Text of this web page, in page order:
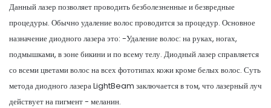
Данный лазер позволяет проводить безболезненные и безвредные
процедуры. Обычно удаление волос проводится за процедур. Основное
назначение диодного лазера это: -Удаление волос: на руках, ногах,
подмышками, в зоне бикини и по всему телу. Диодный лазер справляется
со всеми цветами волос на всех фототипах кожи кроме белых волос. Суть
метода диодного лазера LightBeam заключается в том, что лазерный луч
действует на пигмент - меланин.